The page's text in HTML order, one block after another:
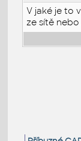
V jaké je to
ze sítě nebo